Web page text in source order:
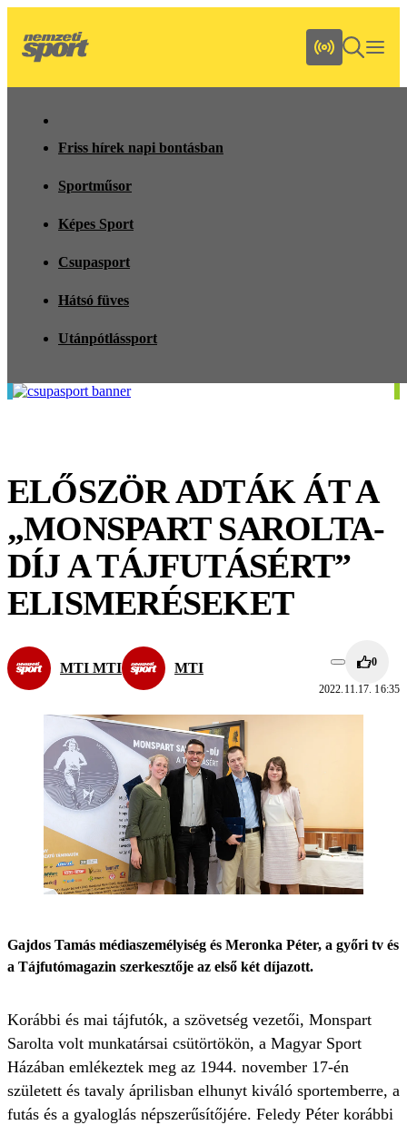
Friss hírek napi bontásban
Sportműsor
Képes Sport
Csupasport
Hátsó füves
Utánpótlássport
ELŐSZÖR ADTÁK ÁT A
„MONSPART SAROLTA-
DÍJ A TÁJFUTÁSÉRT”
ELISMERÉSEKET
MTI MTI MTI 0
2022.11.17. 16:35
Gajdos Tamás médiaszemélyiség és Meronka Péter, a győri tv és
a Tájfutómagazin szerkesztője az első két díjazott.
Korábbi és mai tájfutók, a szövetség vezetői, Monspart
Sarolta volt munkatársai csütörtökön, a Magyar Sport
Házában emlékeztek meg az 1944. november 17-én
született és tavaly áprilisban elhunyt kiváló sportemberre, a
futás és a gyaloglás népszerűsítőjére. Feledy Péter korábbi